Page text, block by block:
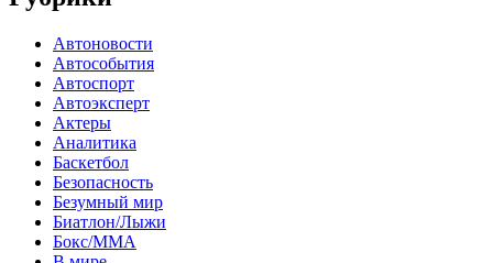
Автоновости
Автособытия
Автоспорт
Автоэксперт
Актеры
Аналитика
Баскетбол
Безопасность
Безумный мир
Биатлон/Лыжи
Бокс/MMA